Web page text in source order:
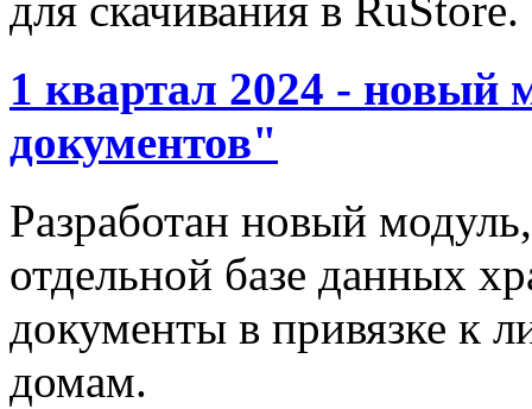
1 квартал 2024 -
документов"
Разработан новый
отдельной базе данных
документы в привязке к
домам.